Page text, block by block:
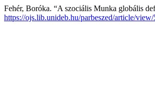
Fehér, Boróka. “A szociális Munka globális
https://ojs.lib.unideb.hu/parbeszed/article/